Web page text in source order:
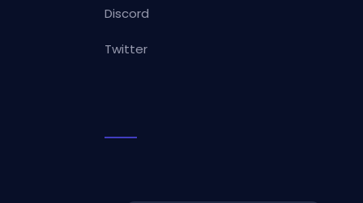
Discord
Twitter